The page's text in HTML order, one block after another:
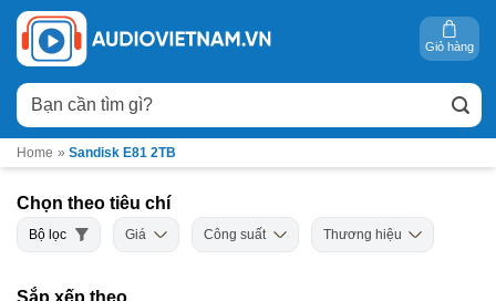
Bỏ
qua
nội
dung
Tìm
kiếm:
Giỏ hàng
Home » Sandisk E81 2TB
Chọn theo tiêu chí
Bộ lọc Giá Công suất Thương hiệu
Sắp xếp theo